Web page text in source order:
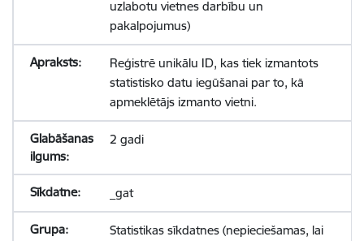
uzlabotu vietnes darbību un
pakalpojumus)
Reģistrē unikālu ID, kas tiek izmantots
statistisko datu iegūšanai par to, kā
apmeklētājs izmanto vietni.
2 gadi
_gat
Statistikas sīkdatnes (nepieciešamas, lai